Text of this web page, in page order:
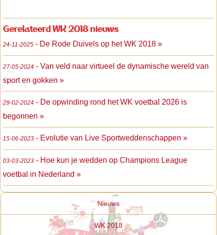
Gerelateerd WK 2018 nieuws
24-11-2025 - De Rode Duivels op het WK 2018 »
27-05-2024 - Van veld naar virtueel de dynamische wereld van
sport en gokken »
29-02-2024 - De opwinding rond het WK voetbal 2026 is
begonnen »
15-06-2023 - Evolutie van Live Sportweddenschappen »
03-03-2023 - Hoe kun je wedden op Champions League
voetbal in Nederland »
Nieuws
WK 2018